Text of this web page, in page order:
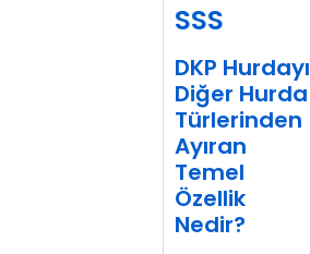
SSS
DKP Hurdayı
Diğer Hurda
Türlerinden
Ayıran
Temel
Özellik
Nedir?